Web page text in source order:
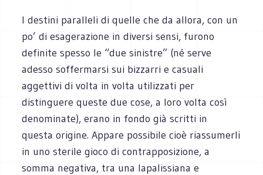
I destini paralleli di quelle che da allora, con un
po’ di esagerazione in diversi sensi, furono
definite spesso le “due sinistre” (né serve
adesso soffermarsi sui bizzarri e casuali
aggettivi di volta in volta utilizzati per
distinguere queste due cose, a loro volta così
denominate), erano in fondo già scritti in
questa origine. Appare possibile cioè riassumerli
in uno sterile gioco di contrapposizione, a
somma negativa, tra una lapalissiana e